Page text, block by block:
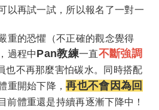
以再試一試，所以報名了一對一
重的恐懼（不正確的觀念覺得
過程中Pan教練一直不斷強調
也不再那麼害怕碳水。同時搭配
重開始下降，再也不會因為回
前體重還是持續再逐漸下降中！